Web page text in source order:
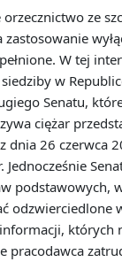
ze
W tej
w
Senatu,
ciężar
26 czerwca
podstawowych,
pracodawca